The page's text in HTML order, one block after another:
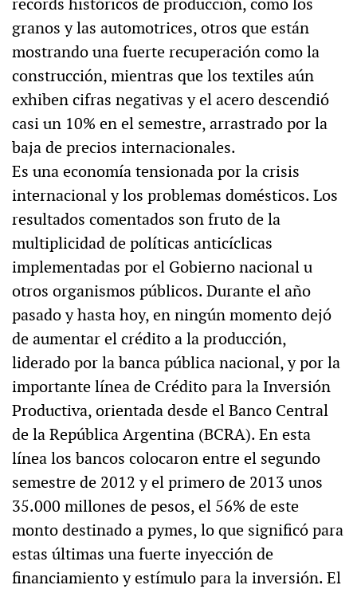
granos y las automotrices, otros que están
mostrando una fuerte recuperación como la
construcción, mientras que los textiles aún
exhiben cifras negativas y el acero descendió
casi un 10% en el semestre, arrastrado por la
baja de precios internacionales.
Es una economía tensionada por la crisis
internacional y los problemas domésticos. Los
resultados comentados son fruto de la
multiplicidad de políticas anticíclicas
implementadas por el Gobierno nacional u
otros organismos públicos. Durante el año
pasado y hasta hoy, en ningún momento dejó
de aumentar el crédito a la producción,
liderado por la banca pública nacional, y por la
importante línea de Crédito para la Inversión
Productiva, orientada desde el Banco Central
de la República Argentina (BCRA). En esta
línea los bancos colocaron entre el segundo
semestre de 2012 y el primero de 2013 unos
35.000 millones de pesos, el 56% de este
monto destinado a pymes, lo que significó para
estas últimas una fuerte inyección de
financiamiento y estímulo para la inversión. El